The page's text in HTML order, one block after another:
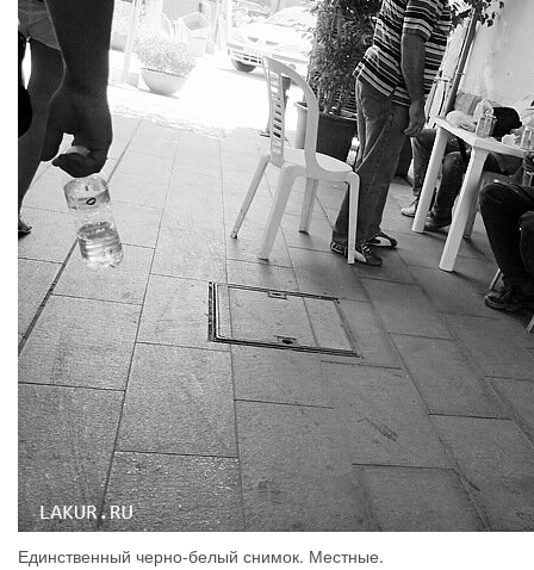
Единственный черно-белый снимок. Местные.